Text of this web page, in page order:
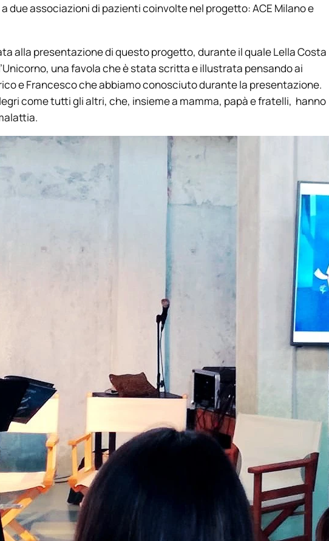
due associazioni di pazienti coinvolte nel progetto: ACE Milano e
alla presentazione di questo progetto, durante il quale Lella Costa
una favola che è stata scritta e illustrata pensando ai
e Francesco che abbiamo conosciuto durante la presentazione.
come tutti gli altri, che, insieme a mamma, papà e fratelli, hanno